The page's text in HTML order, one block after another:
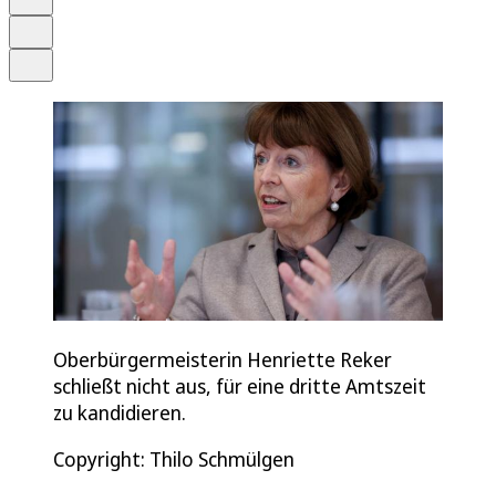
Oberbürgermeisterin Henriette Reker
schließt nicht aus, für eine dritte Amtszeit
zu kandidieren.
Copyright: Thilo Schmülgen